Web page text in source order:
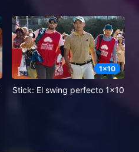
1x10
Stick: El swing perfecto 1x10